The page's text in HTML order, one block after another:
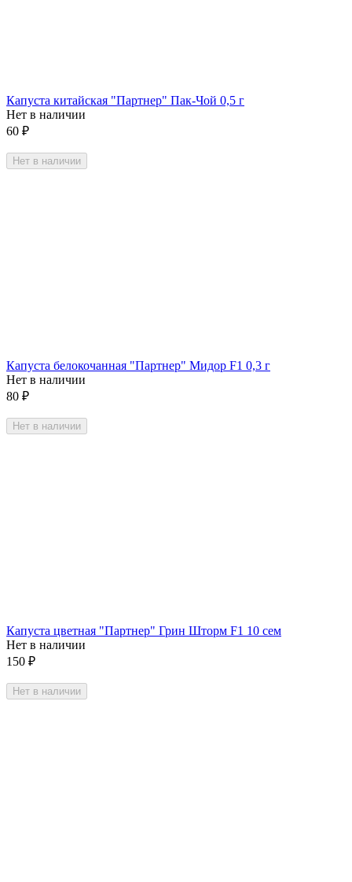
Капуста китайская "Партнер" Пак-Чой 0,5 г
Нет в наличии
60 ₽
Нет в наличии
Капуста белокочанная "Партнер" Мидор F1 0,3 г
Нет в наличии
80 ₽
Нет в наличии
Капуста цветная "Партнер" Грин Шторм F1 10 сем
Нет в наличии
150 ₽
Нет в наличии